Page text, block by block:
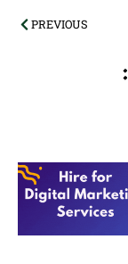
PREVIOUS